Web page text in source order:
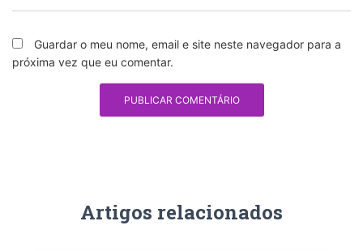
Guardar o meu nome, email e site neste navegador para a
próxima vez que eu comentar.
Artigos relacionados